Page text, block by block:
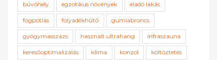
búvóhely egzotikus növények eladó lakás
fogpótlás folyadékhűtő gumiabroncs
gyógymasszázs használt ultrahang infraszauna
keresőoptimalizálás klíma konzol költöztetés